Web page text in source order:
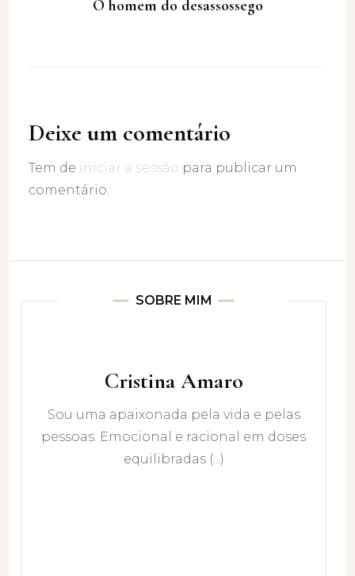
O homem do desassossego
Deixe um comentário
Tem de iniciar a sessão para publicar um
comentário.
SOBRE MIM
Cristina Amaro
Sou uma apaixonada pela vida e pelas
pessoas. Emocional e racional em doses
equilibradas (...)